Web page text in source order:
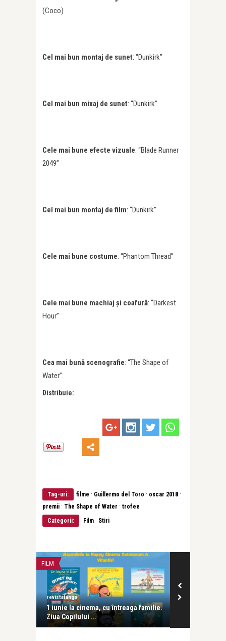
(Coco)
Cel mai bun montaj de sunet: “Dunkirk”
Cel mai bun mixaj de sunet: “Dunkirk”
Cele mai bune efecte vizuale: “Blade Runner
2049”
Cel mai bun montaj de film: “Dunkirk”
Cele mai bune costume: “Phantom Thread”
Cele mai bune machiaj şi coafură: “Darkest
Hour”
Cea mai bună scenografie: “The Shape of
Water”.
Distribuie:
Tag-uri: filme · Guillermo del Toro · oscar 2018 ·
premii · The Shape of Water · trofee
Categorii:
Film · Stiri
FILM
revistatango
1 iunie la cinema, cu întreaga familie.
Ziua Copilului ...